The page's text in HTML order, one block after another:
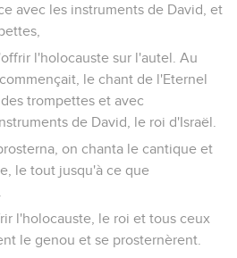
avec les instruments de David, et
l'holocauste sur l'autel. Au
le chant de l'Eternel
trompettes et avec
de David, le roi d'Israël.
on chanta le cantique et
le tout jusqu'à ce que
l'holocauste, le roi et tous ceux
le genou et se prosternèrent.